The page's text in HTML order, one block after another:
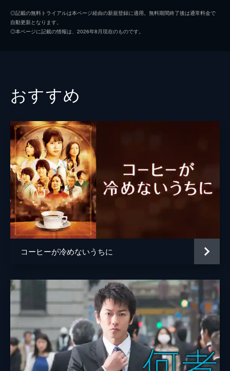
ルミ子の義母 高畑淳子
ルミ子の実母
監督 廣木隆一
脚本 堀泉杏
原作
音楽
製作 高橋雅美
勝股英夫
名倉健司
田中祐介
五十嵐淳之
◎記載の無料トライアルは本ページ経由の新規登録に適用。無料期間終了後は通常料金で
自動更新となります。
◎本ページに記載の情報は、2026年8月現在のものです。
おすすめ
コーヒーが冷めないうちに